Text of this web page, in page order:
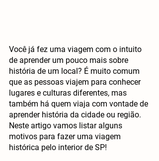
Você já fez uma viagem com o intuito
de aprender um pouco mais sobre
história de um local? É muito comum
que as pessoas viajem para conhecer
lugares e culturas diferentes, mas
também há quem viaja com vontade de
aprender história da cidade ou região.
Neste artigo vamos listar alguns
motivos para fazer uma viagem
histórica pelo interior de SP!